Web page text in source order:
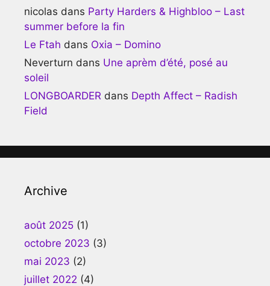
nicolas dans Party Harders & Highbloo – Last
summer before la fin
Le Ftah dans Oxia – Domino
Neverturn dans Une aprèm d’été, posé au
soleil
LONGBOARDER dans Depth Affect – Radish
Field
Archive
août 2025 (1)
octobre 2023 (3)
mai 2023 (2)
juillet 2022 (4)